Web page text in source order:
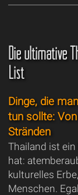
Die ultimative
List
Dinge, die
tun sollte:
Stränden
Thailand ist
hat:
kulturelles
Menschen.